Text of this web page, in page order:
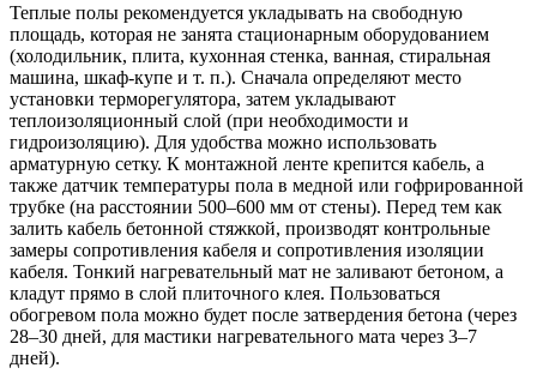
Теплые полы рекомендуется укладывать на свободную
площадь, которая не занята стационарным оборудованием
(холодильник, плита, кухонная стенка, ванная, стиральная
машина, шкаф-купе и т. п.). Сначала определяют место
установки терморегулятора, затем укладывают
теплоизоляционный слой (при необходимости и
гидроизоляцию). Для удобства можно использовать
арматурную сетку. К монтажной ленте крепится кабель, а
также датчик температуры пола в медной или гофрированной
трубке (на расстоянии 500–600 мм от стены). Перед тем как
залить кабель бетонной стяжкой, производят контрольные
замеры сопротивления кабеля и сопротивления изоляции
кабеля. Тонкий нагревательный мат не заливают бетоном, а
кладут прямо в слой плиточного клея. Пользоваться
обогревом пола можно будет после затвердения бетона (через
28–30 дней, для мастики нагревательного мата через 3–7
дней).